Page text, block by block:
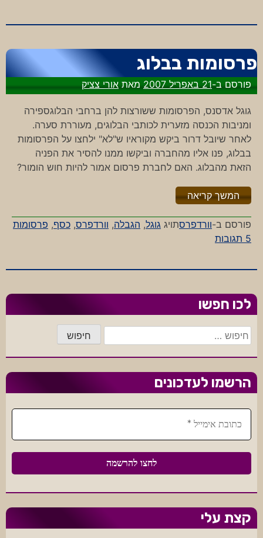
את
פרסומות בבלוג
פורסם ב-21 באפריל 2007 מאתאורי צציק
גוגל אדסנס, הפרסומות ששורצות להן ברחבי הבלוגספירה
ומניבות הכנסה מזערית לכותבי הבלוגים, מעוררת סערה.
לאחר שיובל דרור ביקש מקוראיו ש"לא" ילחצו על הפרסומות
בבלוג, פנו אליו מהחברה וביקשו ממנו להסיר את הפניה
הזאת מהבלוג. האם לחברת פרסום אמור להיות חוש הומור?
המשך קריאה"%s"
פורסם ב-וורדפרסתויג גוגל, הגבלה, וורדפרס, כסף, פרסומות
5 תגובות
על
לכו חפשו
חיפוש:
הרשמו לעדכונים
קצת עלי